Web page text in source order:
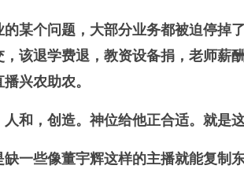
某个问题，大部分业务都被迫停掉
该退学费退，教资设备捐，老师薪
兴农助农。
和，创造。神位给他正合适。就是这
一些像董宇辉这样的主播就能复制